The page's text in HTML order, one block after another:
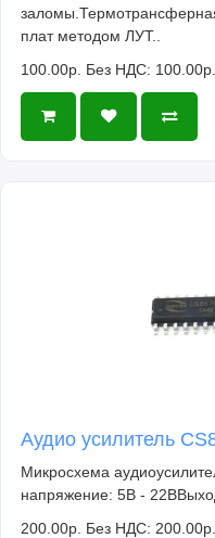
плат методом ЛУТ..
100.00р. Без НДС: 100.00р.
Аудио усилитель
Микросхема
напряжение: 5В -
200.00р. Без НДС: 200.00р.